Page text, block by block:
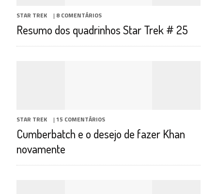
STAR TREK | 8 COMENTÁRIOS
Resumo dos quadrinhos Star Trek # 25
STAR TREK | 15 COMENTÁRIOS
Cumberbatch e o desejo de fazer Khan
novamente